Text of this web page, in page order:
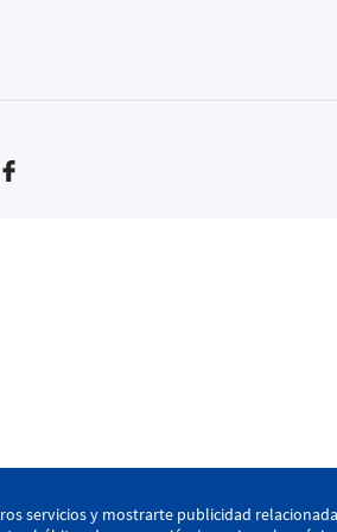
servicios y mostrarte publicidad relacionada